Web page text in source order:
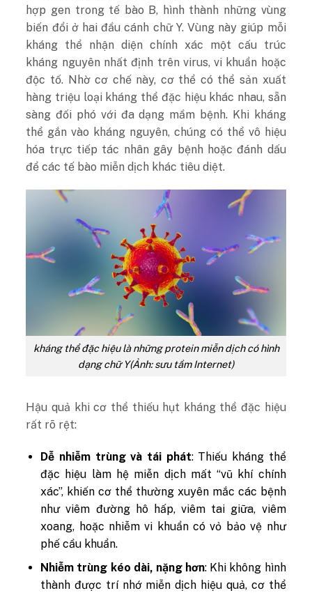
hợp gen trong tế bào B, hình thành những vùng
biến đổi ở hai đầu cánh chữ Y. Vùng này giúp mỗi
kháng thể nhận diện chính xác một cấu trúc
kháng nguyên nhất định trên virus, vi khuẩn hoặc
độc tố. Nhờ cơ chế này, cơ thể có thể sản xuất
hàng triệu loại kháng thể đặc hiệu khác nhau, sẵn
sàng đối phó với đa dạng mầm bệnh. Khi kháng
thể gắn vào kháng nguyên, chúng có thể vô hiệu
hóa trực tiếp tác nhân gây bệnh hoặc đánh dấu
để các tế bào miễn dịch khác tiêu diệt.
kháng thể đặc hiệu là những protein miễn dịch có hình
dạng chữ Y(Ảnh: sưu tầm Internet)
Hậu quả khi cơ thể thiếu hụt kháng thể đặc hiệu
rất rõ rệt:
Dễ nhiễm trùng và tái phát: Thiếu kháng thể
đặc hiệu làm hệ miễn dịch mất “vũ khí chính
xác”, khiến cơ thể thường xuyên mắc các bệnh
như viêm đường hô hấp, viêm tai giữa, viêm
xoang, hoặc nhiễm vi khuẩn có vỏ bảo vệ như
phế cầu khuẩn.
Nhiễm trùng kéo dài, nặng hơn: Khi không hình
thành được trí nhớ miễn dịch hiệu quả, cơ thể